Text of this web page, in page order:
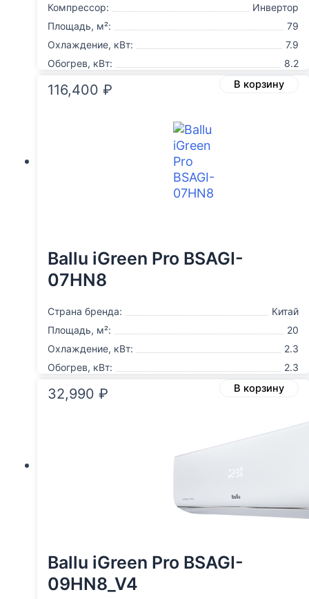
Компрессор:
Инвертор
Площадь, м²:
79
Охлаждение, кВт:
7.9
Обогрев, кВт:
8.2
116,400 ₽ В корзину
Ballu iGreen Pro BSAGI-
07HN8
Страна бренда:
Китай
Площадь, м²:
20
Охлаждение, кВт:
2.3
Обогрев, кВт:
2.3
32,990 ₽ В корзину
Ballu iGreen Pro BSAGI-
09HN8_V4